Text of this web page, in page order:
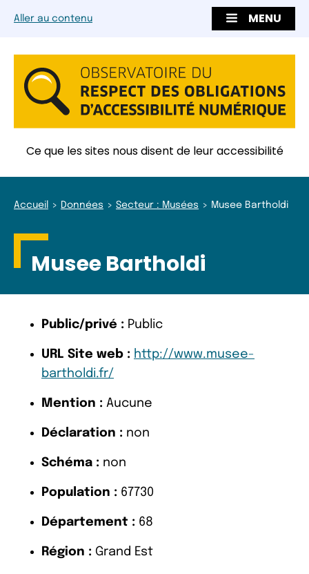
Aller au contenu MENU
Ce que les sites nous disent de leur accessibilité
Accueil Données Secteur : Musées Musee Bartholdi
Musee Bartholdi
Public/privé : Public
URL Site web : http://www.musee-
bartholdi.fr/
Mention : Aucune
Déclaration : non
Schéma : non
Population : 67730
Département : 68
Région : Grand Est